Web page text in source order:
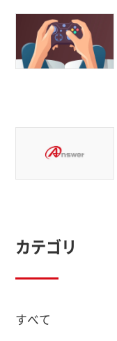
カテゴリ
すべて